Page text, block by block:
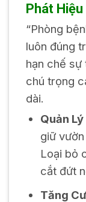
Phát Hiệu
“Phòng
luôn đúng
hạn chế sự
chú trọng
dài.
Quản
giữ
Loại bỏ
cắt đứt
Tăng